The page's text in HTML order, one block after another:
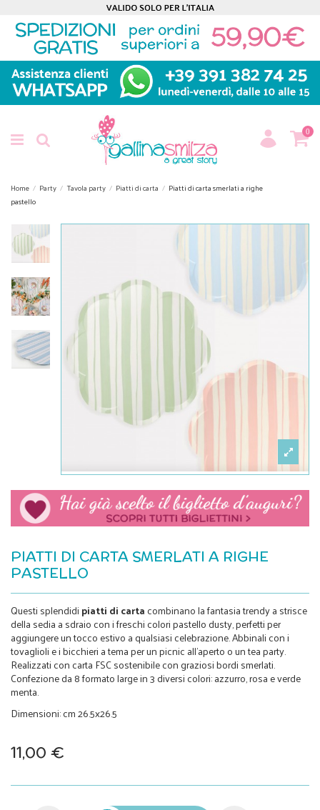
0
Home Party Tavola party Piatti di carta
Piatti di carta smerlati a righe
pastello
PIATTI DI CARTA SMERLATI A RIGHE
PASTELLO
Questi splendidi piatti di cartacombinano la fantasia trendy a strisce
della sedia a sdraio con i freschi colori pastello dusty, perfetti per
aggiungere un tocco estivo a qualsiasi celebrazione. Abbinali con i
tovaglioli e i bicchieri a tema per un picnic all'aperto o un tea party.
Realizzati con carta FSC sostenibile con graziosi bordi smerlati.
Confezione da 8 formato large in 3 diversi colori: azzurro, rosa e verde
menta.
Dimensioni: cm 26.5x26.5
11,00 €